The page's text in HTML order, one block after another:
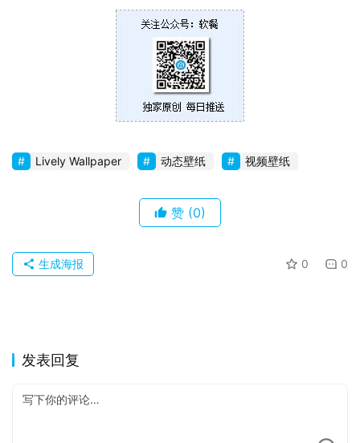
Lively Wallpaper 动态壁纸 视频壁纸
赞 (0)
0 0
生成海报
发表回复